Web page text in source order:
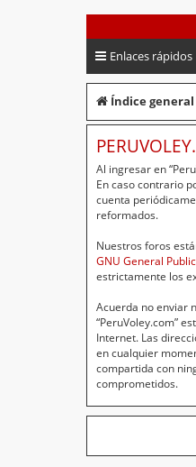
Enlaces rápidos
Índice general
Al ingresar en
En caso contrario
cuenta
reformados.
Nuestros foros
GNU General
estrictamente los
Acuerda no enviar
“PeruVoley.com”
Internet. Las
en cualquier
compartida con
comprometidos.